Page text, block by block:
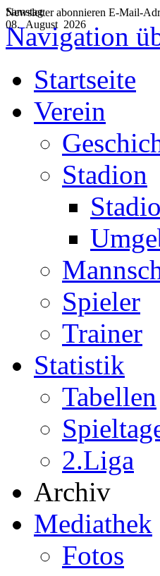
Samstag
08. August 2026
Newsletter abonnieren E-Mail-
Navigation
Startseite
Verein
Stadion
Spieler
Trainer
Statistik
Tabellen
2.Liga
Archiv
Mediathek
Fotos